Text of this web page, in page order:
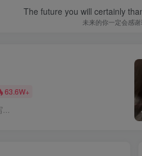
The future you will certainly
未来的你一定会感
63.6W+
...